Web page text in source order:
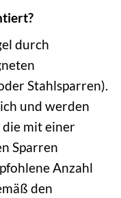
durch
Stahlsparren).
und werden
die mit einer
Sparren
Anzahl
den